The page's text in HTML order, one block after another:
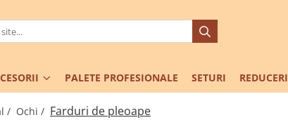
PALETE PROFESIONALE SETURI REDUCERI
/ Ochi / Farduri de pleoape